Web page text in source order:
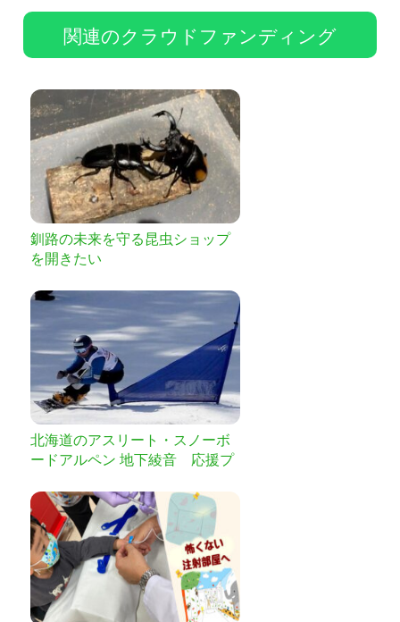
関連のクラウドファンディング
釧路の未来を守る昆虫ショップ
を開きたい
北海道のアスリート・スノーボ
ードアルペン 地下綾音 応援プ